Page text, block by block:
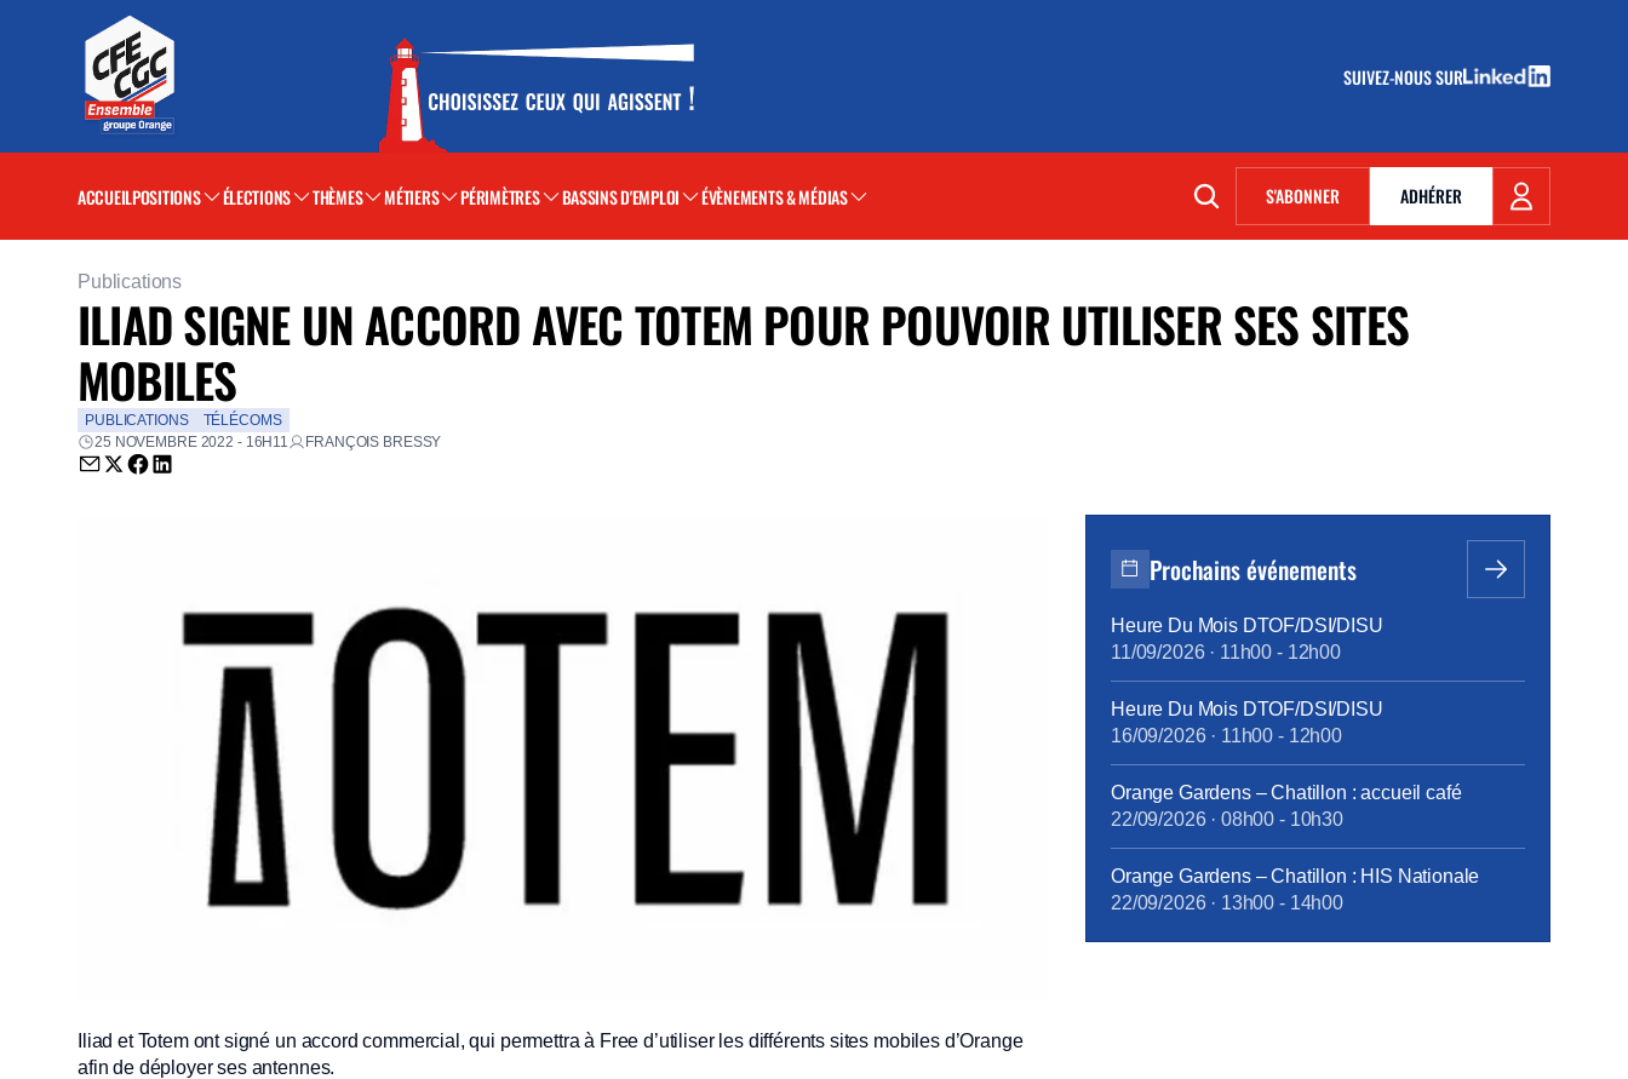
SUIVEZ-NOUS SUR
(NOUVELLE FENÊTRE)
ACCUEILPOSITIONS ÉLECTIONS THÈMES MÉTIERS PÉRIMÈTRES BASSINS D'EMPLOI ÉVÈNEMENTS & MÉDIAS S'ABONNER(NOUVELLE FENÊTRE)
ADHÉRER
Publications
ILIAD SIGNE UN ACCORD AVEC TOTEM POUR POUVOIR UTILISER SES SITES
MOBILES
PUBLICATIONS
TÉLÉCOMS
25 NOVEMBRE 2022 - 16H11
FRANÇOIS BRESSY
Envoyer par email (nouvelle fenêtre)
Partager sur Twitter (nouvelle fenêtre)
Partager sur Facebook (nouvelle fenêtre)
Partager sur LinkedIn (nouvelle fenêtre)
Iliad et Totem ont signé un accord commercial, qui permettra à Free d’utiliser les différents sites mobiles d’Orange
afin de déployer ses antennes.
Prochains événements
Heure Du Mois DTOF/DSI/DISU
11/09/2026· 11h00 - 12h00
Heure Du Mois DTOF/DSI/DISU
16/09/2026· 11h00 - 12h00
Orange Gardens – Chatillon : accueil café
22/09/2026· 08h00 - 10h30
Orange Gardens – Chatillon : HIS Nationale
22/09/2026· 13h00 - 14h00